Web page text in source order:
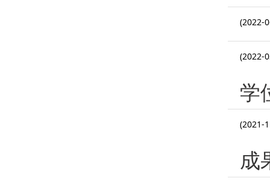
(2022-
(2022-
学
(2021-
成